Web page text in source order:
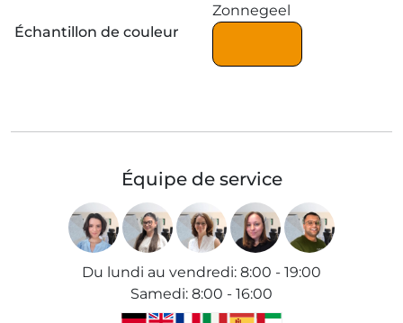
Zonnegeel
Échantillon de couleur
Équipe de service
Du lundi au vendredi: 8:00 - 19:00
Samedi: 8:00 - 16:00